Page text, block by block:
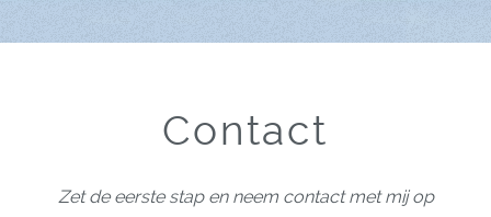
Contact
Zet de eerste stap en neem contact met mij op